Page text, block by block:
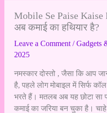
Mobile Se Paise Kaise
अब कमाई का हथियार है?
Leave a Comment /Gadgets
2025
नमस्कार दोस्तो , जैसा कि आप
है, पहले लोग मोबाइल में सिर्फ
भरते हैं। मतलब अब यह छोटा सा
कमाई का जरिया बन चुका है।